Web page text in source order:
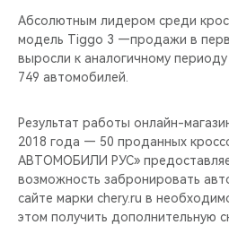
НОВИНКИ
CHERY И СПОРТ
НАШИ МЕРОПРИЯТИЯ
Абсолютным лидером среди
модель Tiggo 3 —продажи в
выросли к аналогичному
749 автомобилей.
Результат работы онлайн-
2018 года — 50 проданных
АВТОМОБИЛИ РУС»
возможность забронировать
сайте марки chery.ru в
этом получить дополнительную